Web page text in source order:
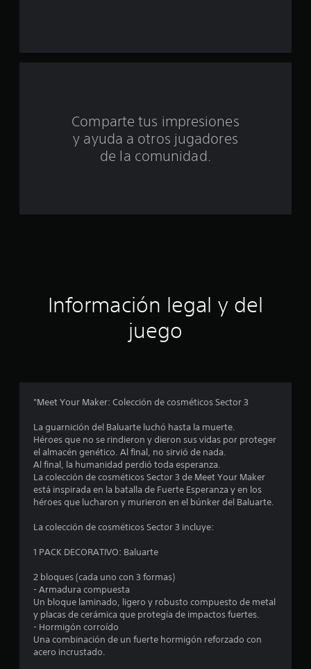
o
o
t
e
l
2
c
Comparte tus impresiones
y ayuda a otros jugadores
de la comunidad.
Información legal y del
juego
"Meet Your Maker: Colección de cosméticos Sector 3
La guarnición del Baluarte luchó hasta la muerte.
Héroes que no se rindieron y dieron sus vidas por proteger
el almacén genético. Al final, no sirvió de nada.
Al final, la humanidad perdió toda esperanza.
La colección de cosméticos Sector 3 de Meet Your Maker
está inspirada en la batalla de Fuerte Esperanza y en los
héroes que lucharon y murieron en el búnker del Baluarte.
La colección de cosméticos Sector 3 incluye:
1 PACK DECORATIVO: Baluarte
2 bloques (cada uno con 3 formas)
- Armadura compuesta
Un bloque laminado, ligero y robusto compuesto de metal
y placas de cerámica que protegía de impactos fuertes.
- Hormigón corroído
Una combinación de un fuerte hormigón reforzado con
acero incrustado.